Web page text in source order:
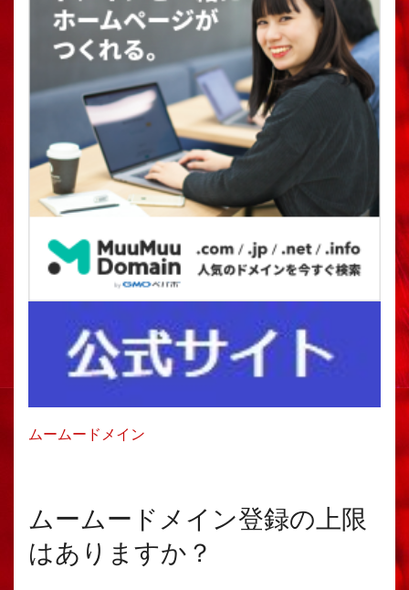
ムームードメイン
ムームードメイン登録の上限
はありますか？